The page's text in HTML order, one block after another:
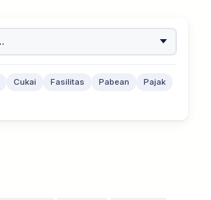
Cukai Fasilitas Pabean
Pajak